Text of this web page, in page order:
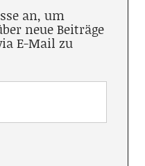
an, um
neue Beiträge
E-Mail zu